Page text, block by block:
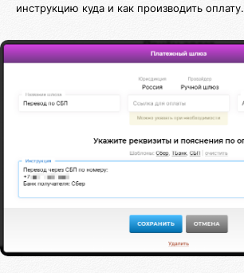
инструкцию куда и как производить оплату.